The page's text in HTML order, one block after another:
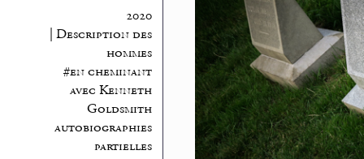
2020
| Description des
hommes
#en cheminant
avec Kenneth
Goldsmith
autobiographies
partielles